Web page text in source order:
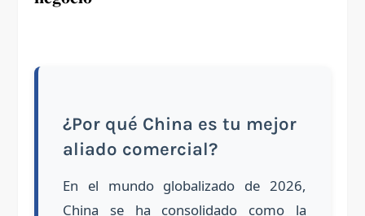
¿Por qué China es tu mejor
aliado comercial?
En el mundo globalizado de 2026,
China se ha consolidado como la